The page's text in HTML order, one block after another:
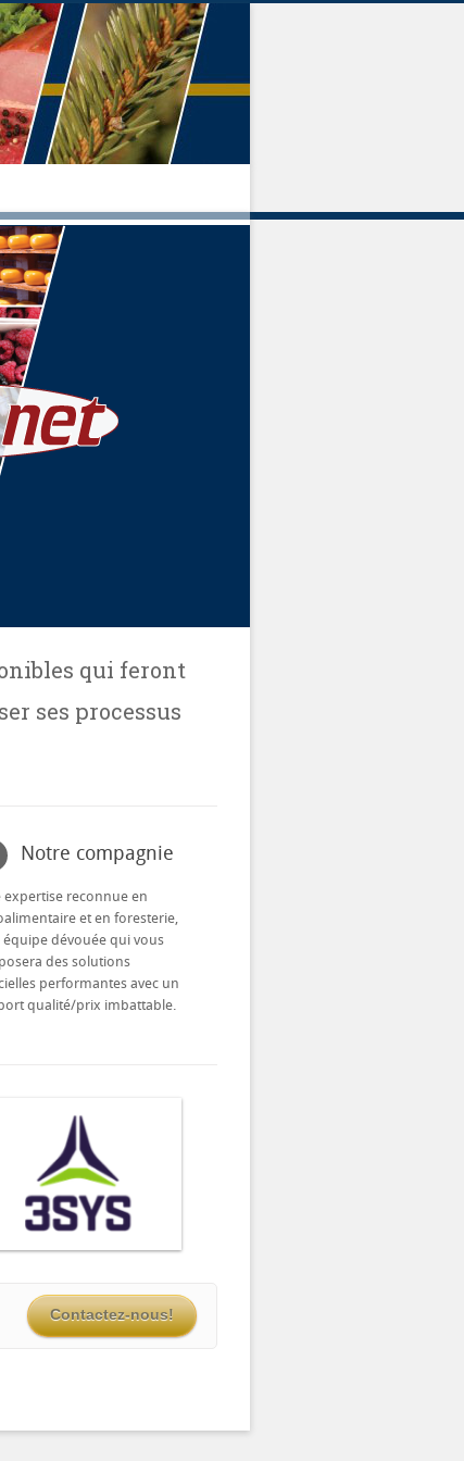
qui feront
ses processus
Notre compagnie
expertise reconnue en
et en foresterie,
équipe dévouée qui vous
des solutions
performantes avec un
qualité/prix imbattable.
Contactez-nous!